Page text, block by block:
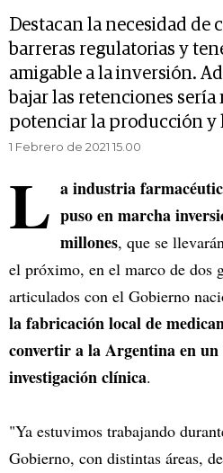
Destacan la necesidad de
barreras regulatorias y
amigable a la inversión.
bajar las retenciones
potenciar la producción y
1 Febrero de 2021 15.00
L a industria
puso en marcha
millones, que se
el próximo, en el marco de dos
articulados con el Gobierno
la fabricación local de
convertir a la Argentina en
investigación clínica.
"Ya estuvimos trabajando
Gobierno, con distintas áreas,